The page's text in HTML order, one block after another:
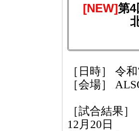
[NEW]第
［日時］ 令
［会場］
［試合結果］
12月20日